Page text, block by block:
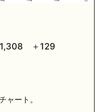
＋129
ャート。